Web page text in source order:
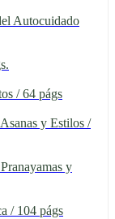
Autocuidado
/ 64 págs
y Estilos /
y
/ 104 págs